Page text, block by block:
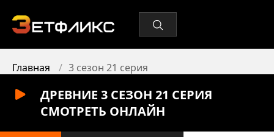
Главная 3 сезон 21 серия
ДРЕВНИЕ 3 СЕЗОН 21 СЕРИЯ
СМОТРЕТЬ ОНЛАЙН